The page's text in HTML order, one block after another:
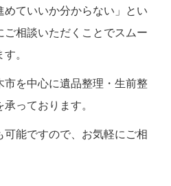
めていいか分からない」とい
ご相談いただくことでスムー
。
市を中心に遺品整理・生前整
っております。
能ですので、お気軽にご相